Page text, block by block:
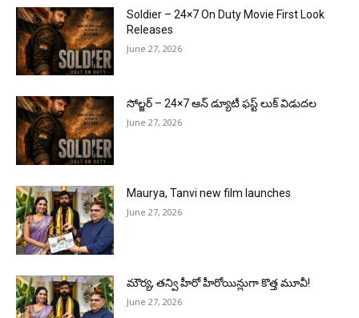
Soldier – 24×7 On Duty Movie First Look
Releases
June 27, 2026
సోల్జర్ – 24×7 ఆన్ డ్యూటీ ఫస్ట్ లుక్ విడుదల
June 27, 2026
Maurya, Tanvi new film launches
June 27, 2026
మౌర్య‌, త‌న్వి హీరో హీరోయిన్లుగా కొత్త మూవీ!
June 27, 2026